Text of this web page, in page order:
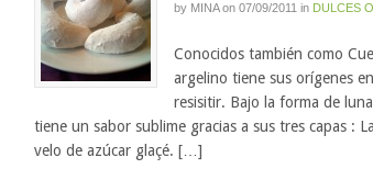
by MINA on 07/09/2011 in DULCES
Conocidos también como
argelino tiene sus orígenes
resisitir. Bajo la forma de
tiene un sabor sublime gracias a sus tres capas :
velo de azúcar glaçé. […]